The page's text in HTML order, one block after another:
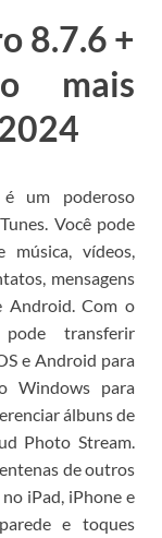
8.7.6 +
mais
poderoso
Você pode
música, vídeos,
mensagens
Android.Com o
transferir
e Android para
Windows para
álbuns de
Photo Stream.
de outros
iPad, iPhone e
e toques